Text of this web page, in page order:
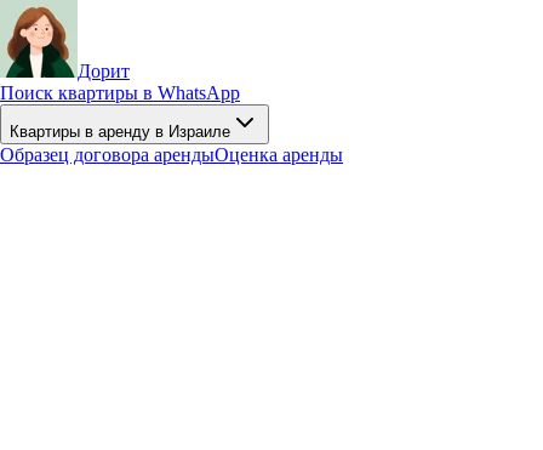
Дорит
Поиск квартиры в WhatsApp
Квартиры в аренду в Израиле
Образец договора арендыОценка аренды